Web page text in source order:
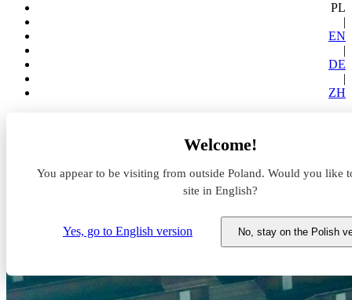
PL
|
EN
|
DE
|
ZH
Welcome!
You appear to be visiting from outside Poland. Would you like
site in English?
Yes, go to English version No, stay on the Polish
Prologis osiągnie neutralność emisyjną
Prologis osiągnie neutralność